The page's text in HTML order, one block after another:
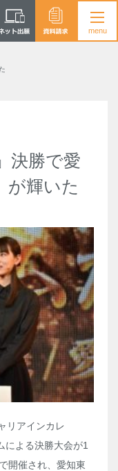
決勝で愛
が輝いた
リアインカレ
による決勝大会が1
開催され、愛知東